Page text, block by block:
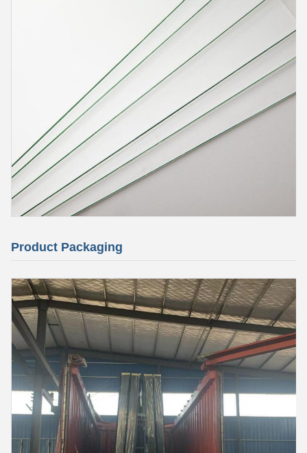
Product Packaging